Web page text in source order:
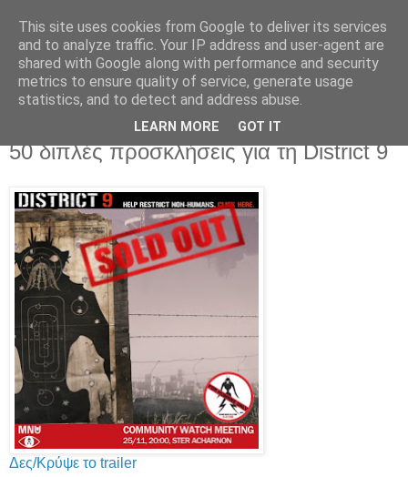
Movies For The Masses
Challenging common sense since 2004
Friday, November 20, 2009
50 διπλές προσκλήσεις για τη District 9
Δες/Κρύψε το trailer
This site uses cookies from Google to deliver its services
and to analyze traffic. Your IP address and user-agent are
shared with Google along with performance and security
metrics to ensure quality of service, generate usage
statistics, and to detect and address abuse.
LEARN MORE GOT IT